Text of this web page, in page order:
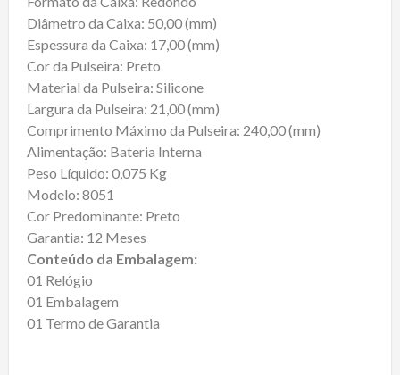
Diâmetro da Caixa: 50,00 (mm)
Espessura da Caixa: 17,00 (mm)
Cor da Pulseira: Preto
Material da Pulseira: Silicone
Largura da Pulseira: 21,00 (mm)
Comprimento Máximo da Pulseira: 240,00 (mm)
Alimentação: Bateria Interna
Peso Líquido: 0,075 Kg
Modelo: 8051
Cor Predominante: Preto
Garantia: 12 Meses
Conteúdo da Embalagem:
01 Relógio
01 Embalagem
01 Termo de Garantia